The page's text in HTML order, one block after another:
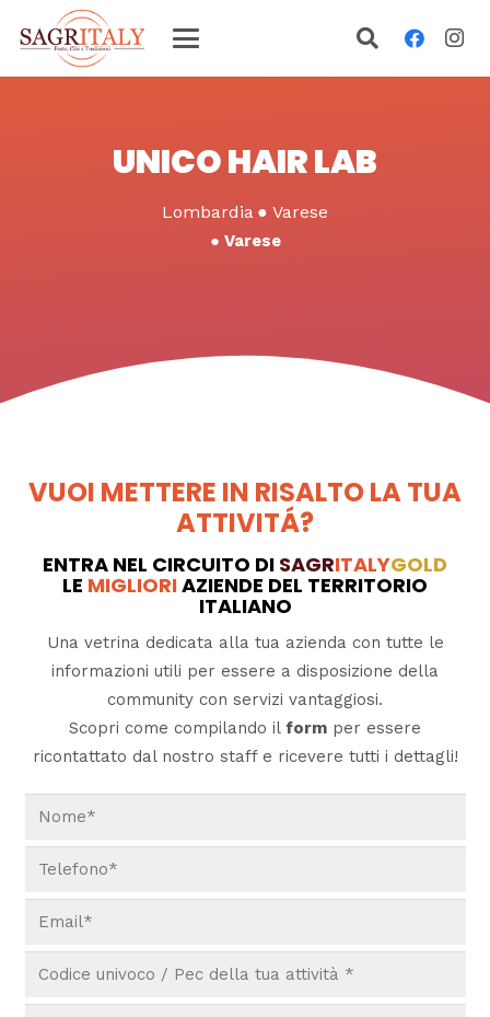
UNICO HAIR LAB
Lombardia ● Varese
● Varese
VUOI METTERE IN RISALTO LA TUA
ATTIVITÁ?
ENTRA NEL CIRCUITO DI SAGRITALYGOLD
LE MIGLIORIAZIENDE DEL TERRITORIO
ITALIANO
Una vetrina dedicata alla tua azienda con tutte le
informazioni utili per essere a disposizione della
community con servizi vantaggiosi.
Scopri come compilando il form per essere
ricontattato dal nostro staff e ricevere tutti i dettagli!